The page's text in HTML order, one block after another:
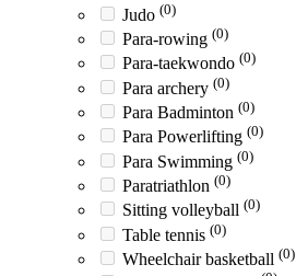
Judo (0)
Para-rowing (0)
Para-taekwondo (0)
Para archery (0)
Para Badminton (0)
Para Powerlifting (0)
Para Swimming (0)
Paratriathlon (0)
Sitting volleyball (0)
Table tennis (0)
Wheelchair basketball (0)